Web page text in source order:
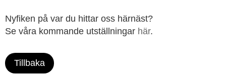
Nyfiken på var du hittar oss härnäst?
Se våra kommande utställningar här.
Tillbaka